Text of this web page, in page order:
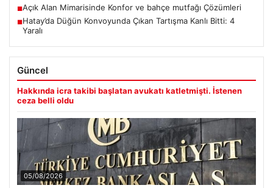
■Açık Alan Mimarisinde Konfor ve bahçe mutfağı Çözümleri
■Hatay’da Düğün Konvoyunda Çıkan Tartışma Kanlı Bitti: 4
Yaralı
Güncel
Hakkında icra takibi başlatan avukatı katletmişti. İstenen
ceza belli oldu
05/08/2026